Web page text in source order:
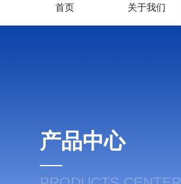
首页 关于我们
产品中心